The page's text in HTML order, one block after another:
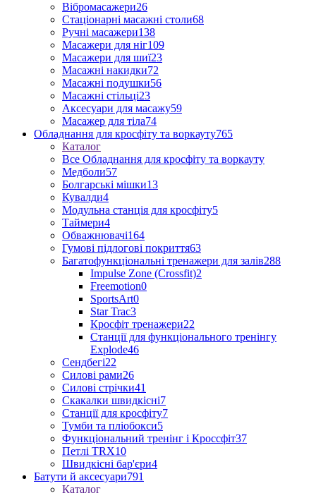
Вібромасажери26
Стаціонарні масажні столи68
Ручні масажери138
Масажери для ніг109
Масажери для шиї23
Масажні накидки72
Масажні подушки56
Масажні стільці23
Аксесуари для масажу59
Масажер для тіла74
Обладнання для кросфіту та воркауту765
Каталог
Все Обладнання для кросфіту та воркауту
Медболи57
Болгарські мішки13
Кувалди4
Модульна станція для кросфіту5
Таймери4
Обважнювачі164
Гумові підлогові покриття63
Багатофункціональні тренажери для залів288
Impulse Zone (Crossfit)2
Freemotion0
SportsArt0
Star Trac3
Кросфіт тренажери22
Станції для функціонального тренінгу
Explode46
Сендбегі22
Силові рами26
Силові стрічки41
Скакалки швидкісні7
Станції для кросфіту7
Тумби та пліобокси5
Функціональний тренінг і Кроссфіт37
Петлі TRX10
Швидкісні бар'єри4
Батути й аксесуари791
Каталог